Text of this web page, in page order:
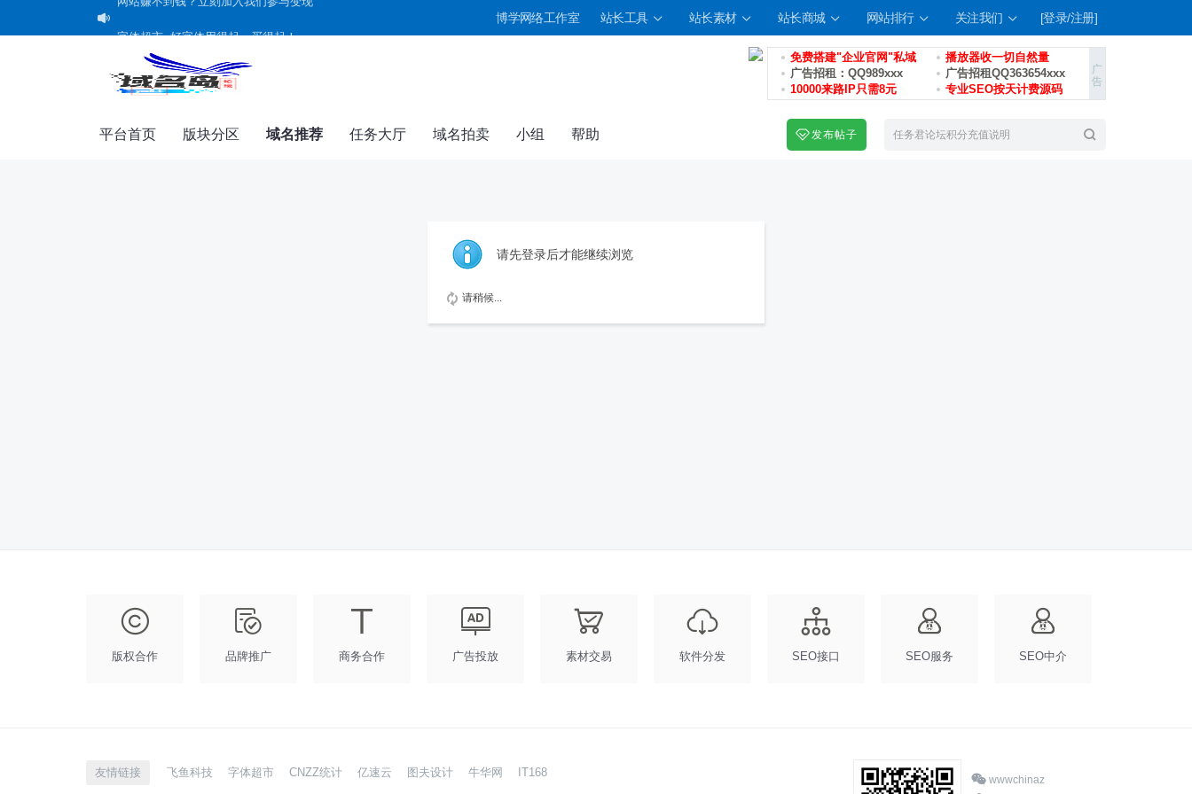
字体超市--好字体用得起，买得起！
共建未成年人"清朗"网络空间承诺书
博学网络工作室 站长工具 站长素材 站长商城 网站排行 关注我们 [登录/注册]
免费搭建"企业官网"私域
播放器收一切自然量
广告招租：QQ989xxx
广告招租QQ363654xxx
10000来路IP只需8元
专业SEO按天计费源码
平台首页 版块分区 域名推荐 任务大厅 域名拍卖 小组 帮助 发布帖子
请先登录后才能继续浏览
请稍候...
版权合作 品牌推广 商务合作 广告投放 素材交易 软件分发 SEO接口 SEO服务 SEO中介
友情链接 飞鱼科技 字体超市 CNZZ统计 亿速云 图夫设计 牛华网 IT168
wwwchinaz